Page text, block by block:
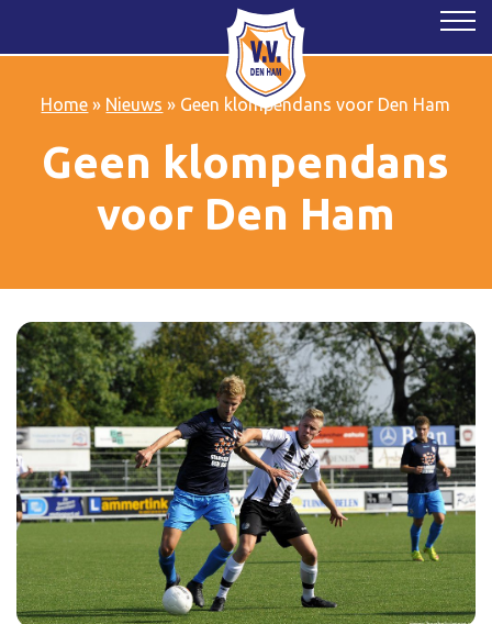
Home » Nieuws » Geen klompendans voor Den Ham
Geen klompendans
voor Den Ham